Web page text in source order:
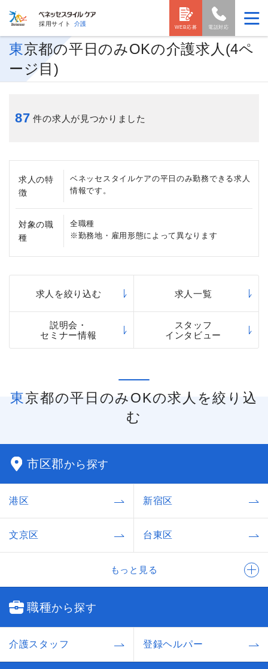
採用サイト 介護
電話対応
WEB応募
東京都の平日のみOKの介護求人(4ペ
ージ目)
87 件の求人が見つかりました
求人の特
徴
ベネッセスタイルケアの平日のみ勤務できる求人
情報です。
対象の職
種
全職種
※勤務地・雇用形態によって異なります
求人を絞り込む 求人一覧
説明会・
セミナー情報
スタッフ
インタビュー
東京都の平日のみOKの求人を絞り込
む
市区郡から探す
港区 新宿区
文京区 台東区
もっと見る
職種から探す
介護スタッフ 登録ヘルパー